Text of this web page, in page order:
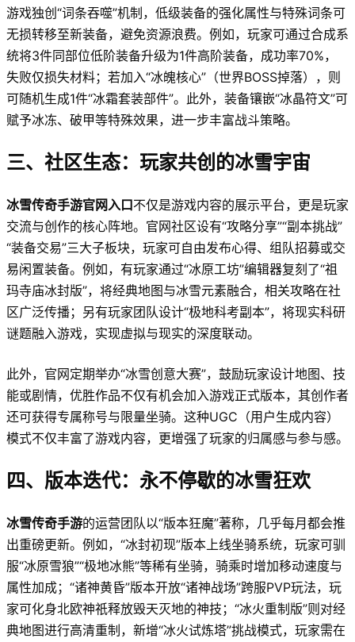
游戏独创“词条吞噬”机制，低级装备的强化属性与特殊词条可
无损转移至新装备，避免资源浪费。例如，玩家可通过合成系
统将3件同部位低阶装备升级为1件高阶装备，成功率70%，
失败仅损失材料；若加入“冰魄核心”（世界BOSS掉落），则
可随机生成1件“冰霜套装部件”。此外，装备镶嵌“冰晶符文”可
赋予冰冻、破甲等特殊效果，进一步丰富战斗策略。
三、社区生态：玩家共创的冰雪宇宙
冰雪传奇手游官网入口不仅是游戏内容的展示平台，更是玩家
交流与创作的核心阵地。官网社区设有“攻略分享”“副本挑战”
“装备交易”三大子板块，玩家可自由发布心得、组队招募或交
易闲置装备。例如，有玩家通过“冰原工坊”编辑器复刻了“祖
玛寺庙冰封版”，将经典地图与冰雪元素融合，相关攻略在社
区广泛传播；另有玩家团队设计“极地科考副本”，将现实科研
谜题融入游戏，实现虚拟与现实的深度联动。
此外，官网定期举办“冰雪创意大赛”，鼓励玩家设计地图、技
能或剧情，优胜作品不仅有机会加入游戏正式版本，其创作者
还可获得专属称号与限量坐骑。这种UGC（用户生成内容）
模式不仅丰富了游戏内容，更增强了玩家的归属感与参与感。
四、版本迭代：永不停歇的冰雪狂欢
冰雪传奇手游的运营团队以“版本狂魔”著称，几乎每月都会推
出重磅更新。例如，“冰封初现”版本上线坐骑系统，玩家可驯
服“冰原雪狼”“极地冰熊”等稀有坐骑，骑乘时增加移动速度与
属性加成；“诸神黄昏”版本开放“诸神战场”跨服PVP玩法，玩
家可化身北欧神祇释放毁天灭地的神技；“冰火重制版”则对经
典地图进行高清重制，新增“冰火试炼塔”挑战模式，玩家需在